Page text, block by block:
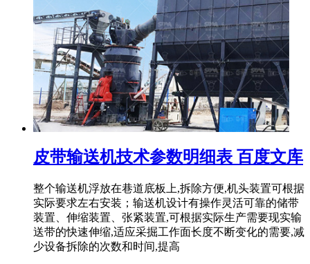
皮带输送机技术参数明细表 百度文库
整个输送机浮放在巷道底板上,拆除方便,机头装置可根据
实际要求左右安装；输送机设计有操作灵活可靠的储带
装置、伸缩装置、张紧装置,可根据实际生产需要现实输
送带的快速伸缩,适应采掘工作面长度不断变化的需要,减
少设备拆除的次数和时间,提高